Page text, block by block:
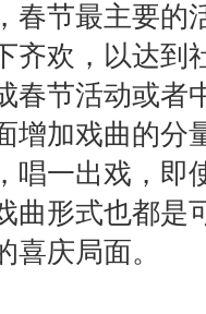
春节最主要的
齐欢，以达到
春节活动或者
增加戏曲的分
唱一出戏，即
曲形式也都是
喜庆局面。